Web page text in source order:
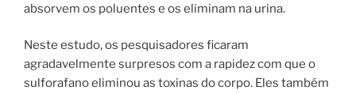
absorvem os poluentes e os eliminam na urina.
Neste estudo, os pesquisadores ficaram
agradavelmente surpresos com a rapidez com que o
sulforafano eliminou as toxinas do corpo. Eles também